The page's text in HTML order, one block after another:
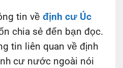
tin về định cư Úc
chia sẻ đến bạn đọc.
tin liên quan về định
cư nước ngoài nói